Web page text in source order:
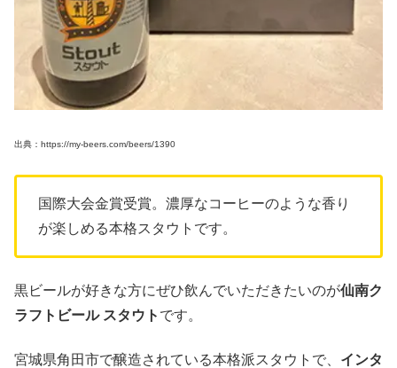
出典：https://my-beers.com/beers/1390
国際大会金賞受賞。濃厚なコーヒーのような香り
が楽しめる本格スタウトです。
黒ビールが好きな方にぜひ飲んでいただきたいのが仙南ク
ラフトビール スタウト です。
宮城県角田市で醸造されている本格派スタウトで、 インタ